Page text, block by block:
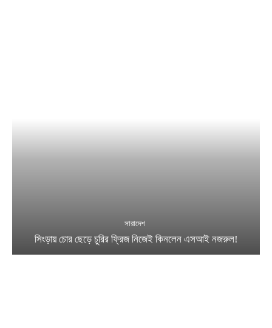
সারাদেশ
সিংড়ায় চোর ছেড়ে চুরির ফ্রিজ নিজেই কিনলেন এসআই নজরুল!